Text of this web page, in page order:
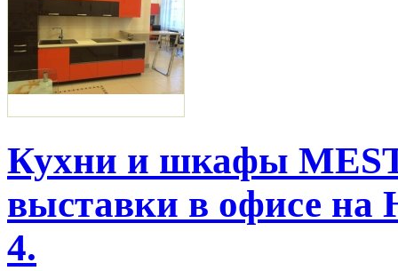
Кухни и шкафы
выставки в офисе на
4.